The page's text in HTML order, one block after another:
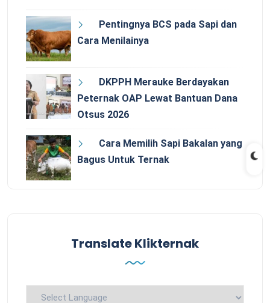
Pentingnya BCS pada Sapi dan
Cara Menilainya
DKPPH Merauke Berdayakan
Peternak OAP Lewat Bantuan Dana
Otsus 2026
Cara Memilih Sapi Bakalan yang
Bagus Untuk Ternak
Translate Klikternak